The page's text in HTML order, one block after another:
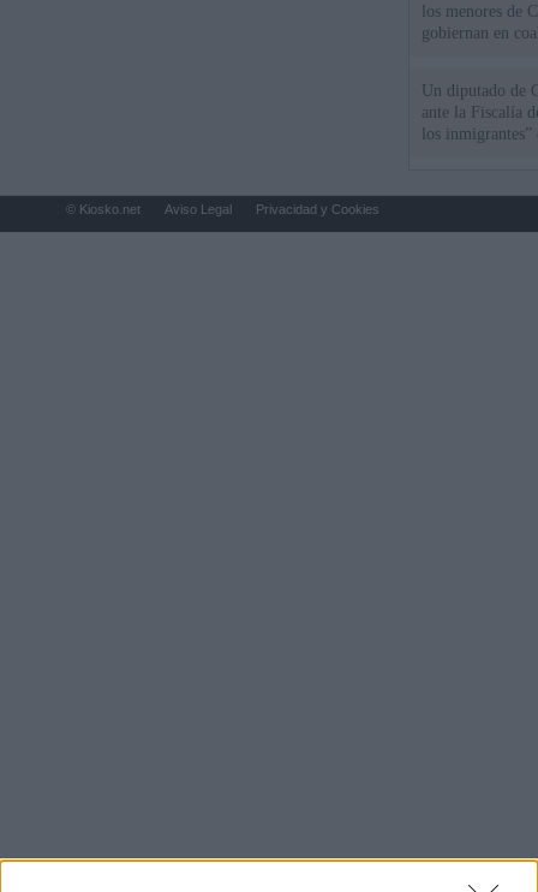
los menores de
gobiernan en
Un diputado de
ante la Fiscalía
los inmigrantes”
© Kiosko.net Aviso Legal Privacidad y Cookies